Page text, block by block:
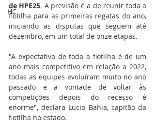
HC
de HPE25. A previsão é a de reunir toda a
flotilha para as primeiras regatas do ano,
iniciando as disputas que seguem até
dezembro, em um total de onze etapas.
"A expectativa de toda a flotilha é de um
ano mais competitivo em relação a 2022,
todas as equipes evoluíram muito no ano
passado e a vontade de voltar às
competições depois do recesso é
enorme", declara Lucio Bahia, capitão da
flotilha no estado.